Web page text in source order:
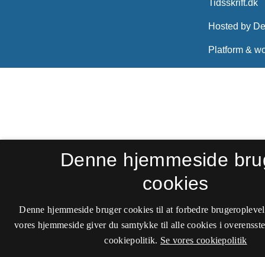
Denne hjemmeside
cookies
Denne hjemmeside bruger cookies til at forbedre
vores hjemmeside giver du samtykke til alle cookies i
cookiepolitik. Se vores cookiepolitik